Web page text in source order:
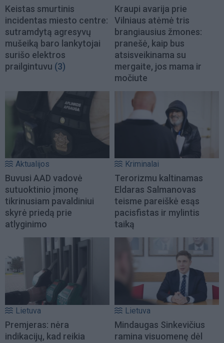
Keistas smurtinis
incidentas miesto centre:
sutramdytą agresyvų
mušeiką baro lankytojai
surišo elektros
prailgintuvu (3)
Kraupi avarija prie
Vilniaus atėmė tris
brangiausius žmones:
pranešė, kaip bus
atsisveikinama su
mergaite, jos mama ir
močiute
Aktualijos
Buvusi AAD vadovė
sutuoktinio įmonę
tikrinusiam pavaldiniui
skyrė priedą prie
atlyginimo
Kriminalai
Terorizmu kaltinamas
Eldaras Salmanovas
teisme pareiškė esąs
pacisfistas ir mylintis
taiką
Lietuva
Premjeras: nėra
indikacijų, kad reikia
Lietuva
Mindaugas Sinkevičius
ramina visuomenę dėl